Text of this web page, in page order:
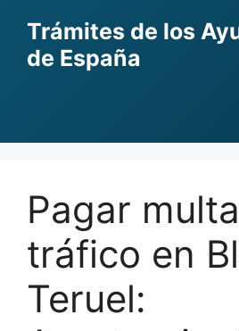
content
Trámites de los
de España
Pagar
tráfico en
Teruel: